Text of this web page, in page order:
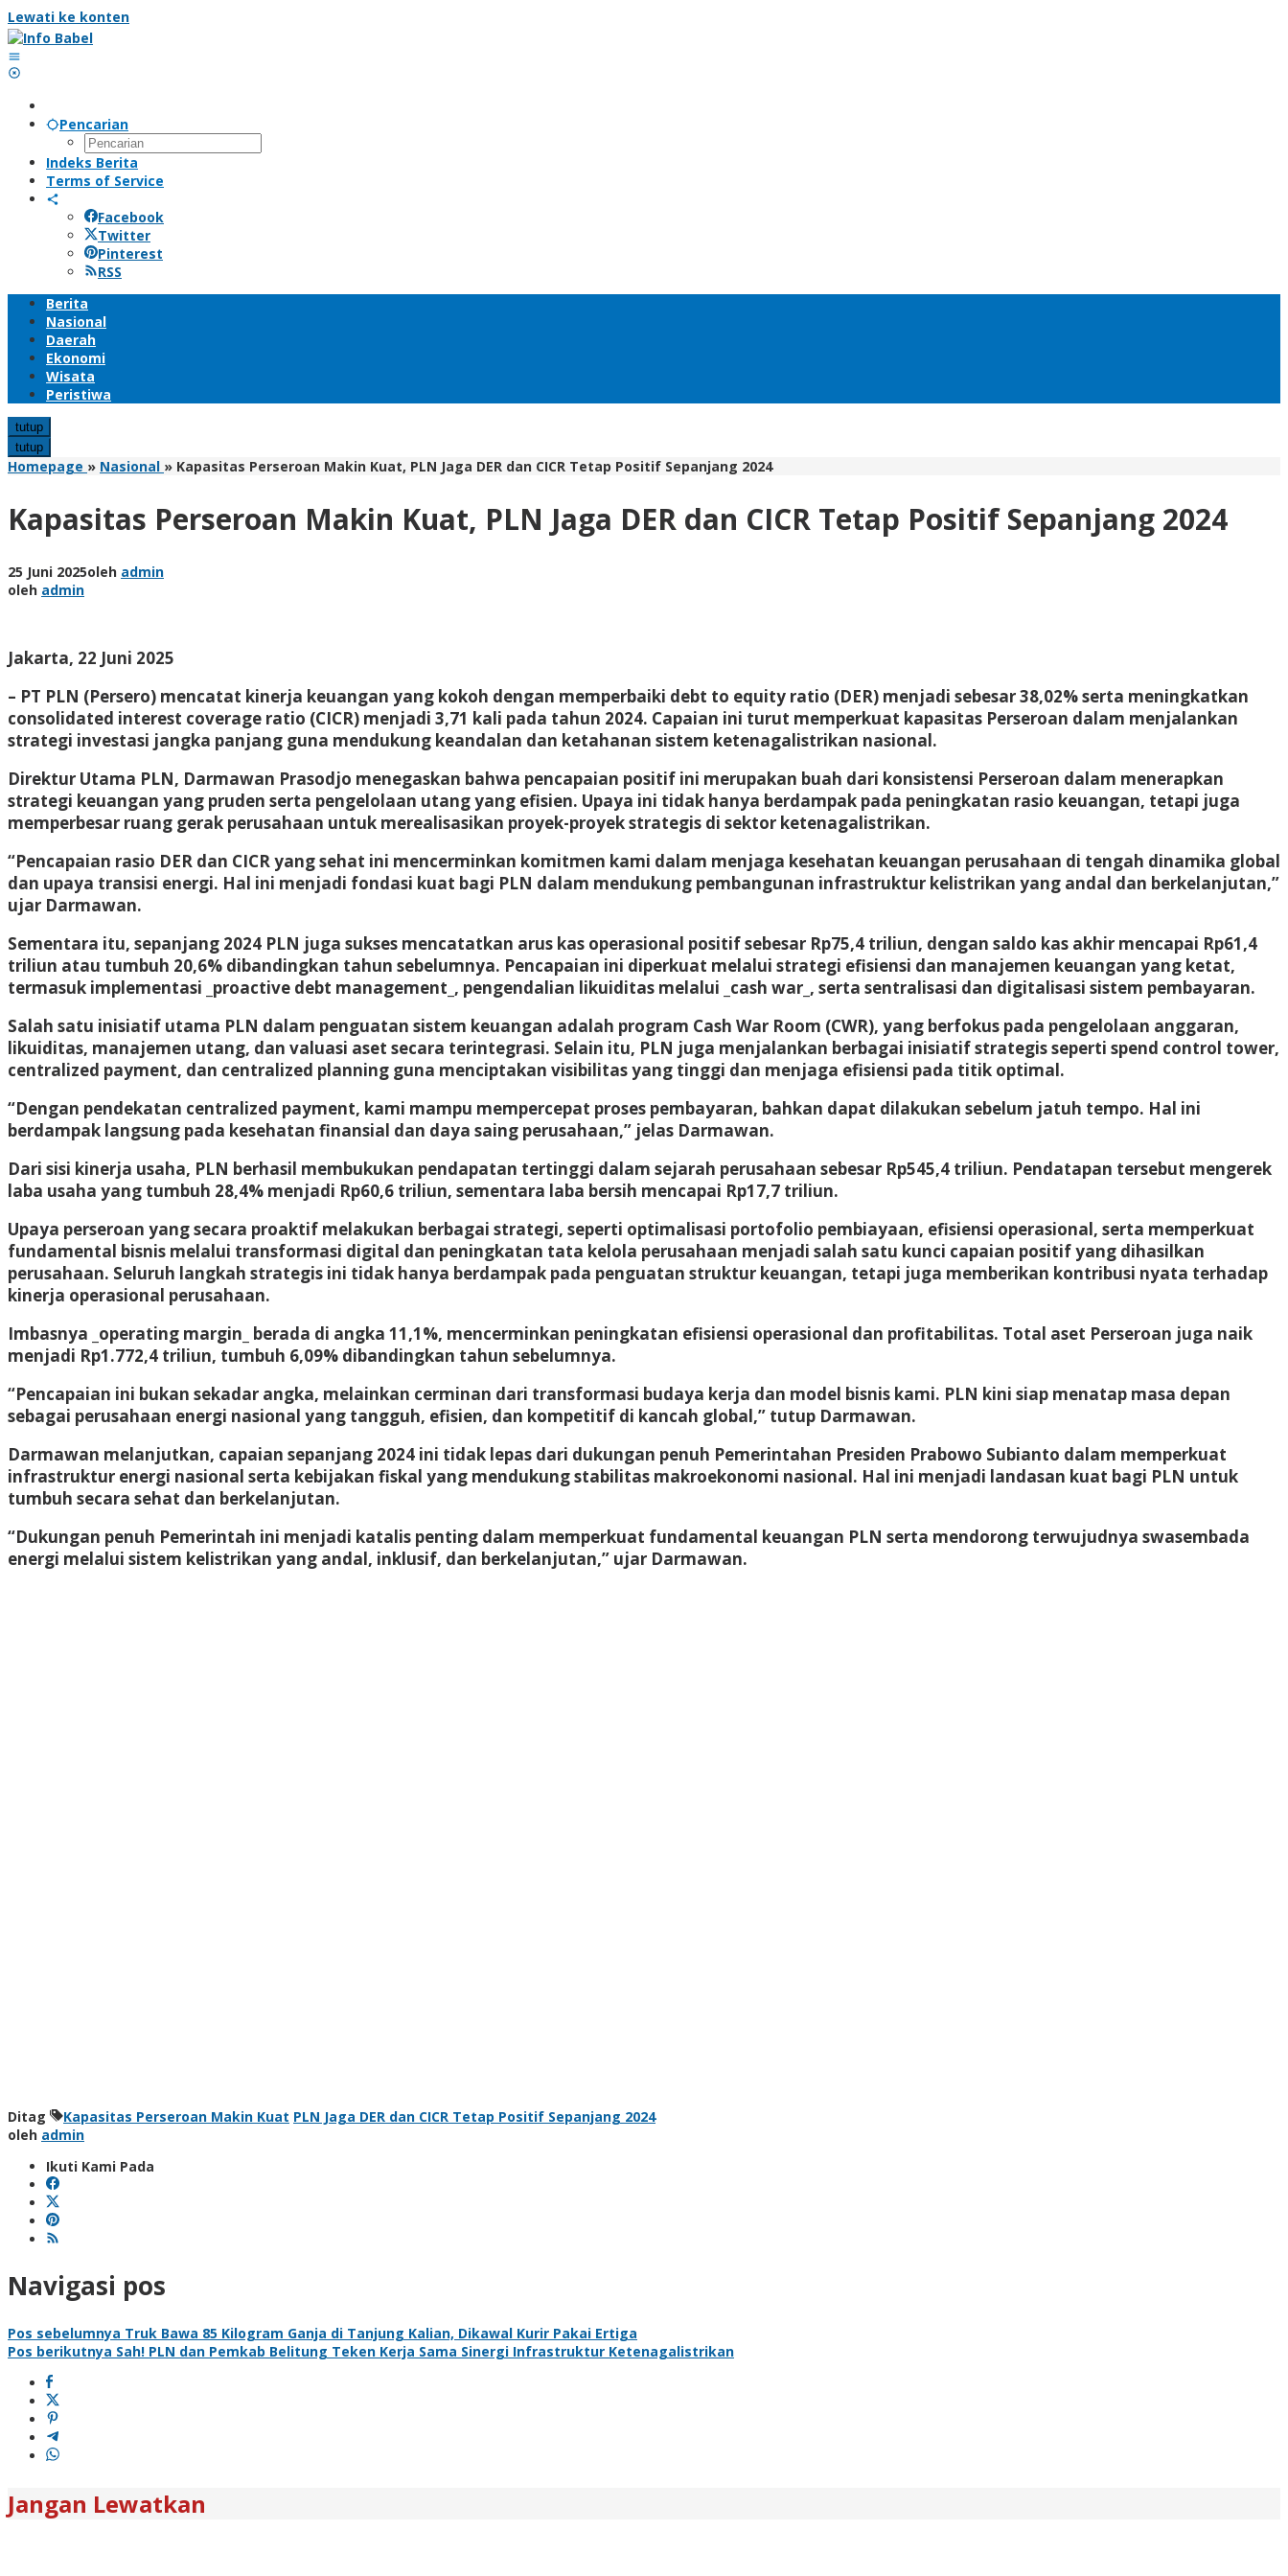
Lewati ke konten
Pencarian
Indeks Berita
Terms of Service
Facebook
Twitter
Pinterest
RSS
Berita
Nasional
Daerah
Ekonomi
Wisata
Peristiwa
tutup
tutup
Homepage » Nasional » Kapasitas Perseroan Makin Kuat, PLN Jaga DER dan CICR Tetap Positif Sepanjang 2024
Kapasitas Perseroan Makin Kuat, PLN Jaga DER dan CICR Tetap Positif Sepanjang 2024
25 Juni 2025oleh admin
oleh admin
Jakarta, 22 Juni 2025
– PT PLN (Persero) mencatat kinerja keuangan yang kokoh dengan memperbaiki debt to equity ratio (DER) menjadi sebesar 38,02% serta meningkatkan
consolidated interest coverage ratio (CICR) menjadi 3,71 kali pada tahun 2024. Capaian ini turut memperkuat kapasitas Perseroan dalam menjalankan
strategi investasi jangka panjang guna mendukung keandalan dan ketahanan sistem ketenagalistrikan nasional.
Direktur Utama PLN, Darmawan Prasodjo menegaskan bahwa pencapaian positif ini merupakan buah dari konsistensi Perseroan dalam menerapkan
strategi keuangan yang pruden serta pengelolaan utang yang efisien. Upaya ini tidak hanya berdampak pada peningkatan rasio keuangan, tetapi juga
memperbesar ruang gerak perusahaan untuk merealisasikan proyek-proyek strategis di sektor ketenagalistrikan.
“Pencapaian rasio DER dan CICR yang sehat ini mencerminkan komitmen kami dalam menjaga kesehatan keuangan perusahaan di tengah dinamika global
dan upaya transisi energi. Hal ini menjadi fondasi kuat bagi PLN dalam mendukung pembangunan infrastruktur kelistrikan yang andal dan berkelanjutan,”
ujar Darmawan.
Sementara itu, sepanjang 2024 PLN juga sukses mencatatkan arus kas operasional positif sebesar Rp75,4 triliun, dengan saldo kas akhir mencapai Rp61,4
triliun atau tumbuh 20,6% dibandingkan tahun sebelumnya. Pencapaian ini diperkuat melalui strategi efisiensi dan manajemen keuangan yang ketat,
termasuk implementasi _proactive debt management_, pengendalian likuiditas melalui _cash war_, serta sentralisasi dan digitalisasi sistem pembayaran.
Salah satu inisiatif utama PLN dalam penguatan sistem keuangan adalah program Cash War Room (CWR), yang berfokus pada pengelolaan anggaran,
likuiditas, manajemen utang, dan valuasi aset secara terintegrasi. Selain itu, PLN juga menjalankan berbagai inisiatif strategis seperti spend control tower,
centralized payment, dan centralized planning guna menciptakan visibilitas yang tinggi dan menjaga efisiensi pada titik optimal.
“Dengan pendekatan centralized payment, kami mampu mempercepat proses pembayaran, bahkan dapat dilakukan sebelum jatuh tempo. Hal ini
berdampak langsung pada kesehatan finansial dan daya saing perusahaan,” jelas Darmawan.
Dari sisi kinerja usaha, PLN berhasil membukukan pendapatan tertinggi dalam sejarah perusahaan sebesar Rp545,4 triliun. Pendatapan tersebut mengerek
laba usaha yang tumbuh 28,4% menjadi Rp60,6 triliun, sementara laba bersih mencapai Rp17,7 triliun.
Upaya perseroan yang secara proaktif melakukan berbagai strategi, seperti optimalisasi portofolio pembiayaan, efisiensi operasional, serta memperkuat
fundamental bisnis melalui transformasi digital dan peningkatan tata kelola perusahaan menjadi salah satu kunci capaian positif yang dihasilkan
perusahaan. Seluruh langkah strategis ini tidak hanya berdampak pada penguatan struktur keuangan, tetapi juga memberikan kontribusi nyata terhadap
kinerja operasional perusahaan.
Imbasnya _operating margin_ berada di angka 11,1%, mencerminkan peningkatan efisiensi operasional dan profitabilitas. Total aset Perseroan juga naik
menjadi Rp1.772,4 triliun, tumbuh 6,09% dibandingkan tahun sebelumnya.
“Pencapaian ini bukan sekadar angka, melainkan cerminan dari transformasi budaya kerja dan model bisnis kami. PLN kini siap menatap masa depan
sebagai perusahaan energi nasional yang tangguh, efisien, dan kompetitif di kancah global,” tutup Darmawan.
Darmawan melanjutkan, capaian sepanjang 2024 ini tidak lepas dari dukungan penuh Pemerintahan Presiden Prabowo Subianto dalam memperkuat
infrastruktur energi nasional serta kebijakan fiskal yang mendukung stabilitas makroekonomi nasional. Hal ini menjadi landasan kuat bagi PLN untuk
tumbuh secara sehat dan berkelanjutan.
“Dukungan penuh Pemerintah ini menjadi katalis penting dalam memperkuat fundamental keuangan PLN serta mendorong terwujudnya swasembada
energi melalui sistem kelistrikan yang andal, inklusif, dan berkelanjutan,” ujar Darmawan.
Ditag Kapasitas Perseroan Makin Kuat PLN Jaga DER dan CICR Tetap Positif Sepanjang 2024
oleh admin
Ikuti Kami Pada
Navigasi pos
Pos sebelumnya Truk Bawa 85 Kilogram Ganja di Tanjung Kalian, Dikawal Kurir Pakai Ertiga
Pos berikutnya Sah! PLN dan Pemkab Belitung Teken Kerja Sama Sinergi Infrastruktur Ketenagalistrikan
Jangan Lewatkan